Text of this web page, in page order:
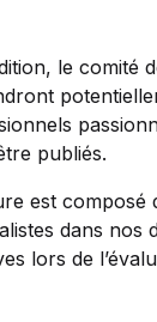
le
publiés.
est composé
dans nos
lors de